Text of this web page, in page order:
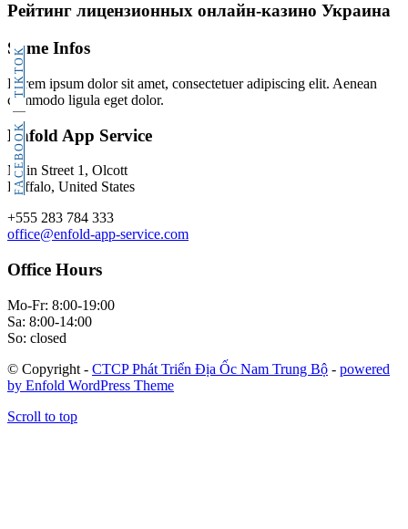
FACEBOOK
TIKTOK
Рейтинг лицензионных онлайн-казино Украина
Some Infos
Lorem ipsum dolor sit amet, consectetuer adipiscing elit. Aenean
commodo ligula eget dolor.
Enfold App Service
Main Street 1, Olcott
Buffalo, United States
+555 283 784 333
office@enfold-app-service.com
Office Hours
Mo-Fr: 8:00-19:00
Sa: 8:00-14:00
So: closed
© Copyright - CTCP Phát Triển Địa Ốc Nam Trung Bộ - powered
by Enfold WordPress Theme
Scroll to top